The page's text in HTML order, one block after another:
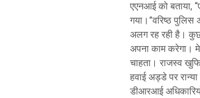
एएनआई को बताया,
गया।”वरिष्ठ पुलिस
अलग रह रही है। कुछ
अपना काम करेगा।
चाहता। राजस्व
हवाई अड्डे पर
डीआरआई